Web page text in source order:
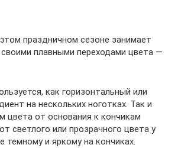
праздничном сезоне занимает
плавными переходами цвета —
как горизонтальный или
на нескольких ноготках. Так и
цвета от основания к кончикам
светлого или прозрачного цвета у
темному и яркому на кончиках.